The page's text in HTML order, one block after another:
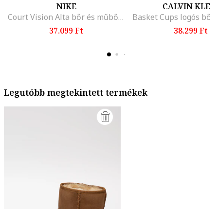
NIKE
Court Vision Alta bőr és műbőr flatform sneaker, Fehér/Fekete
37.099 Ft
CALVIN
38.299 Ft
Legutóbb megtekintett termékek